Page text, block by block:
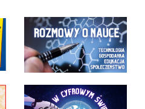
ważnego wydarzenia?